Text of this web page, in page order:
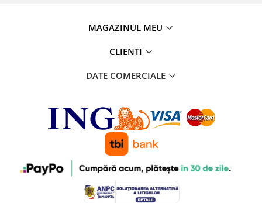
MAGAZINUL MEU
CLIENTI
DATE COMERCIALE